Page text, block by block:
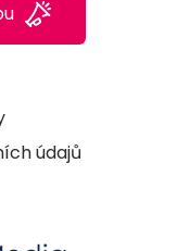
údajů